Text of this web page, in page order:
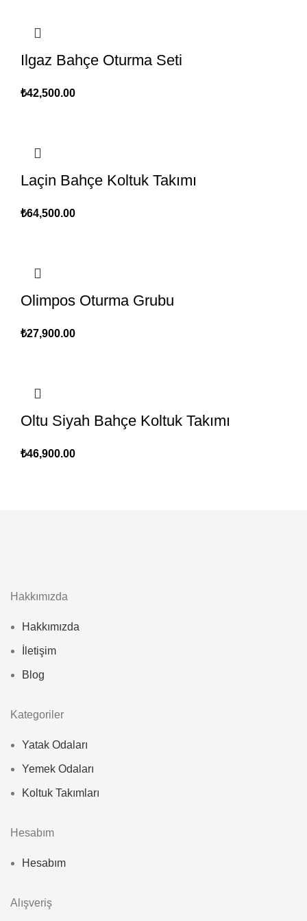
Ilgaz Bahçe Oturma Seti
₺42,500.00
Laçin Bahçe Koltuk Takımı
₺64,500.00
Olimpos Oturma Grubu
₺27,900.00
Oltu Siyah Bahçe Koltuk Takımı
₺46,900.00
Hakkımızda
Hakkımızda
İletişim
Blog
Kategoriler
Yatak Odaları
Yemek Odaları
Koltuk Takımları
Hesabım
Hesabım
Alışveriş